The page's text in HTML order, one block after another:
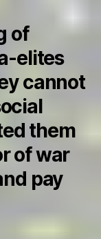
of
elites
cannot
them
of war
pay